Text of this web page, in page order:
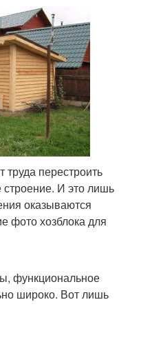
труда перестроить
строение. И это лишь
оказываются
фото хозблока для
функциональное
широко. Вот лишь